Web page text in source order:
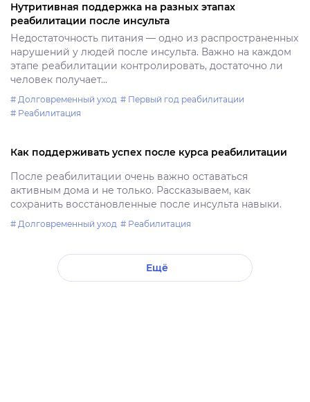
Нутритивная поддержка на разных этапах
реабилитации после инсульта
Недостаточность питания — одно из распространенных
нарушений у людей после инсульта. Важно на каждом
этапе реабилитации контролировать, достаточно ли
человек получает...
# Долговременный уход # Первый год реабилитации
# Реабилитация
Как поддерживать успех после курса реабилитации
После реабилитации очень важно оставаться
активным дома и не только. Рассказываем, как
сохранить восстановленные после инсульта навыки.
# Долговременный уход # Реабилитация
Ещё